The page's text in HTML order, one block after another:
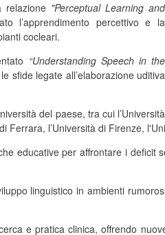
relazione "Perceptual Learning and
l’apprendimento percettivo e la
cocleari.
“Understanding Speech in the
sfide legate all’elaborazione uditiva
del paese, tra cui l’Università
Ferrara, l’Università di Firenze,
educative per affrontare i deficit
linguistico in ambienti
e pratica clinica, offrendo